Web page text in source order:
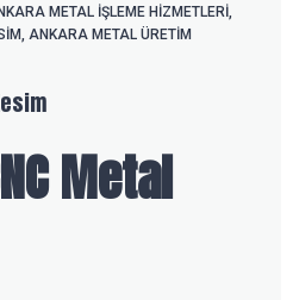
METAL IŞLEME HIZMETLERI
ANKARA METAL ÜRETIM
Metal